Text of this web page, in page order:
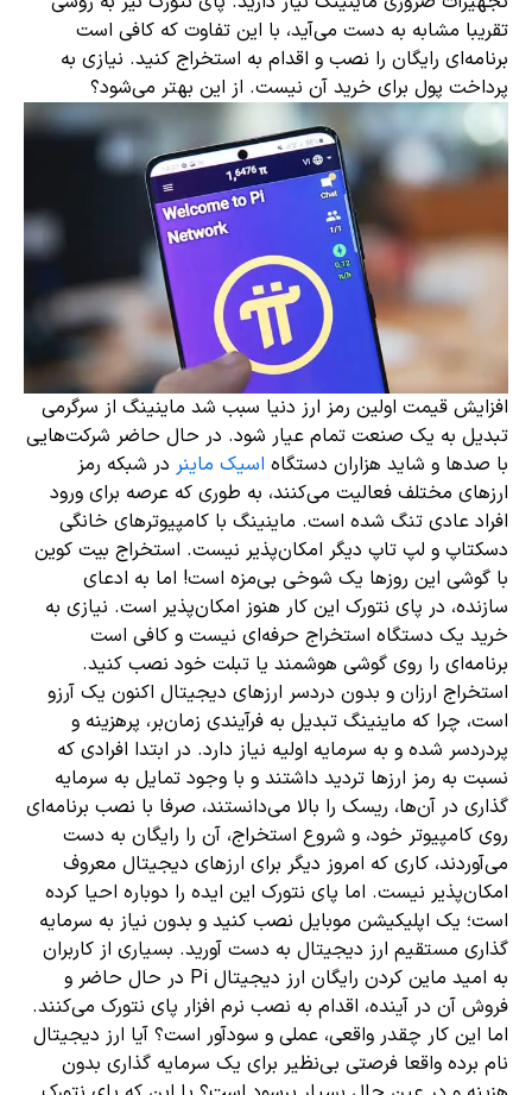
تقریبا مشابه به دست می‌آید، با این تفاوت که کافی است
برنامه‌ای رایگان را نصب و اقدام به استخراج کنید. نیازی به
پرداخت پول برای خرید آن نیست. از این بهتر می‌شود؟
افزایش قیمت اولین رمز ارز دنیا سبب شد ماینینگ از سرگرمی
تبدیل به یک صنعت تمام عیار شود. در حال حاضر شرکت‌هایی
با صدها و شاید هزاران دستگاه اسیک ماینر در شبکه رمز
ارزهای مختلف فعالیت می‌کنند، به طوری که عرصه برای ورود
افراد عادی تنگ شده است. ماینینگ با کامپیوترهای خانگی
دسکتاپ و لپ تاپ دیگر امکان‌پذیر نیست. استخراج بیت کوین
با گوشی این روزها یک شوخی بی‌مزه است! اما به ادعای
سازنده، در پای نتورک این کار هنوز امکان‌پذیر است. نیازی به
خرید یک دستگاه استخراج حرفه‌ای نیست و کافی است
برنامه‌ای را روی گوشی هوشمند یا تبلت خود نصب کنید.
استخراج ارزان و بدون دردسر ارزهای دیجیتال اکنون یک آرزو
است، چرا که ماینینگ تبدیل به فرآیندی زمان‌بر، پرهزینه و
پردردسر شده و به سرمایه اولیه نیاز دارد. در ابتدا افرادی که
نسبت به رمز ارزها تردید داشتند و با وجود تمایل به سرمایه
گذاری در آن‌ها، ریسک را بالا می‌دانستند، صرفا با نصب برنامه‌ای
روی کامپیوتر خود، و شروع استخراج، آن را رایگان به دست
می‌آوردند، کاری که امروز دیگر برای ارزهای دیجیتال معروف
امکان‌پذیر نیست. اما پای نتورک این ایده را دوباره احیا کرده
است؛ یک اپلیکیشن موبایل نصب کنید و بدون نیاز به سرمایه
گذاری مستقیم ارز دیجیتال به دست آورید. بسیاری از کاربران
به امید ماین کردن رایگان ارز دیجیتال Pi در حال حاضر و
فروش آن در آینده، اقدام به نصب نرم افزار پای نتورک می‌کنند.
اما این کار چقدر واقعی، عملی و سودآور است؟ آیا ارز دیجیتال
نام برده واقعا فرصتی بی‌نظیر برای یک سرمایه‌ گذاری بدون